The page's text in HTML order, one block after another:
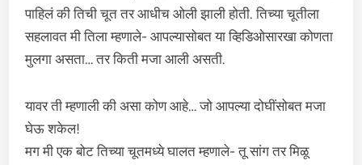
पाहिलं की तिची चूत तर आधीच ओली झाली होती. तिच्या चूतीला
सहलावत मी तिला म्हणाले- आपल्यासोबत या व्हिडिओसारखा कोणता
मुलगा असता… तर किती मजा आली असती.
यावर ती म्हणाली की असा कोण आहे… जो आपल्या दोघींसोबत मजा
घेऊ शकेल!
मग मी एक बोट तिच्या चूतमध्ये घालत म्हणाले- तू सांग तर मिळू